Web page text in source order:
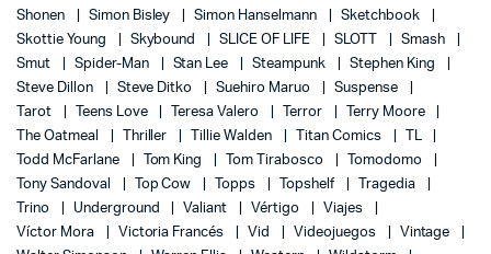
Shonen
Simon Bisley Simon Hanselmann
Sketchbook
Skottie Young
Skybound SLICE OF LIFE SLOTT
Smash
Smut
Spider-Man Stan Lee Steampunk
Stephen King
Steve Dillon
Steve Ditko Suehiro Maruo
Suspense
Tarot
Teens Love Teresa Valero Terror
Terry Moore
The Oatmeal
Thriller Tillie Walden Titan Comics
TL
Todd McFarlane
Tom King Tom Tirabosco
Tomodomo
Tony Sandoval
Top Cow Topps Topshelf
Tragedia
Trino
Underground Valiant Vértigo
Viajes
Víctor Mora
Victoria Francés Vid Videojuegos
Vintage